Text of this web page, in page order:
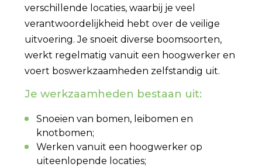
verschillende locaties, waarbij je veel
verantwoordelijkheid hebt over de veilige
uitvoering. Je snoeit diverse boomsoorten,
werkt regelmatig vanuit een hoogwerker en
voert boswerkzaamheden zelfstandig uit.
Je werkzaamheden bestaan uit:
Snoeien van bomen, leibomen en
knotbomen;
Werken vanuit een hoogwerker op
uiteenlopende locaties;